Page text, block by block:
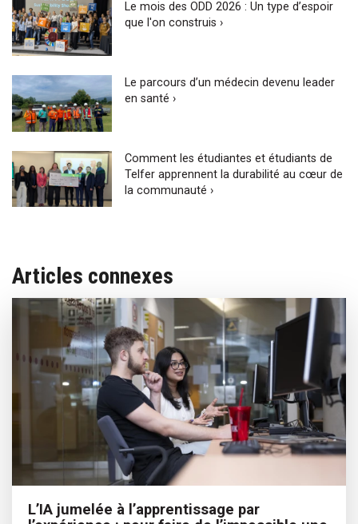
Le mois des ODD 2026 : Un type d’espoir
que l'on construis ›
Le parcours d’un médecin devenu leader
en santé ›
Comment les étudiantes et étudiants de
Telfer apprennent la durabilité au cœur de
la communauté ›
Articles connexes
L’IA jumelée à l’apprentissage par